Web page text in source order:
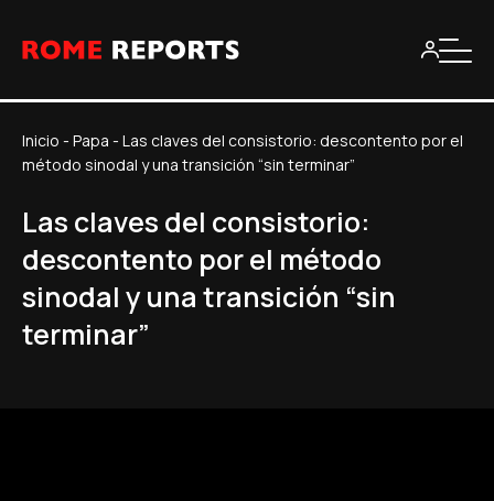
Inicio - Papa - Las claves del consistorio: descontento por el
método sinodal y una transición “sin terminar”
Las claves del consistorio:
descontento por el método
sinodal y una transición “sin
terminar”